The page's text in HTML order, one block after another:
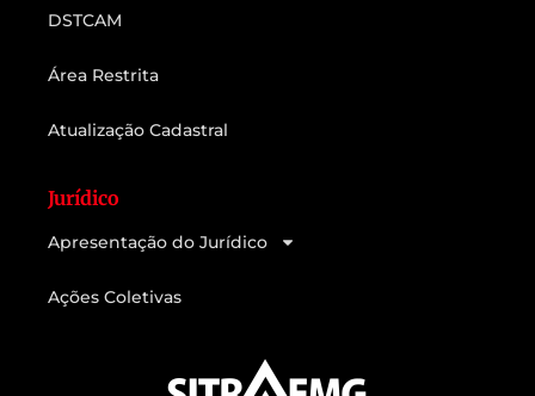
DSTCAM
Área Restrita
Atualização Cadastral
Jurídico
Apresentação do Jurídico
Ações Coletivas